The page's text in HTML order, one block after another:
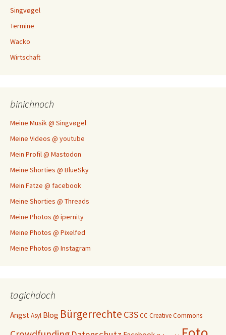
Singvøgel
Termine
Wacko
Wirtschaft
binichnoch
Meine Musik @ Singvøgel
Meine Videos @ youtube
Mein Profil @ Mastodon
Meine Shorties @ BlueSky
Mein Fatze @ facebook
Meine Shorties @ Threads
Meine Photos @ ipernity
Meine Photos @ Pixelfed
Meine Photos @ Instagram
tagichdoch
AngstAsyl Blog Bürgerrechte C3SCC Creative Commons